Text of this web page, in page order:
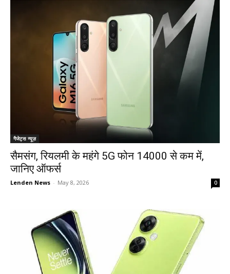
गैजेट्स न्यूज़
सैमसंग, रियलमी के महंगे 5G फोन 14000 से कम में,
जानिए ऑफर्स
Lenden News - May 8, 2026 0